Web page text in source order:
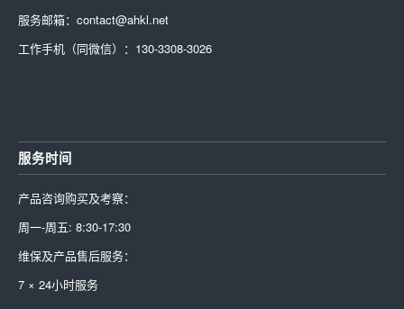
服务邮箱：contact@ahkl.net
工作手机（同微信）：130-3308-3026
服务时间
产品咨询购买及考察：
周一-周五: 8:30-17:30
维保及产品售后服务：
7 × 24小时服务